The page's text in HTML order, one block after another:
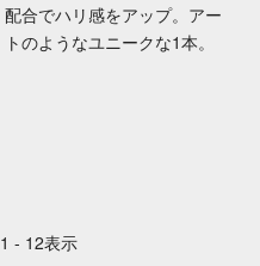
配合でハリ感をアップ。アー
トのようなユニークな1本。
1 - 12表示